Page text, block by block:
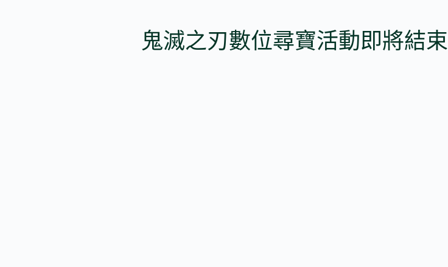
鬼滅之刃數位尋寶活動即將結束